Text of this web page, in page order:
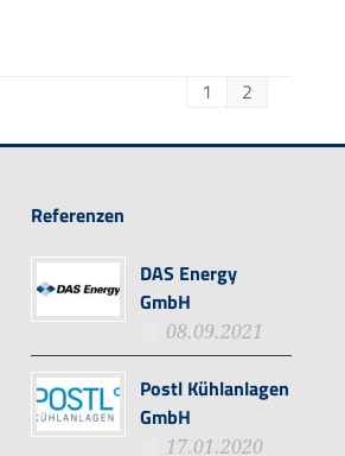
1 2
Referenzen
DAS Energy
GmbH
08.09.2021
Postl Kühlanlagen
GmbH
17.01.2020